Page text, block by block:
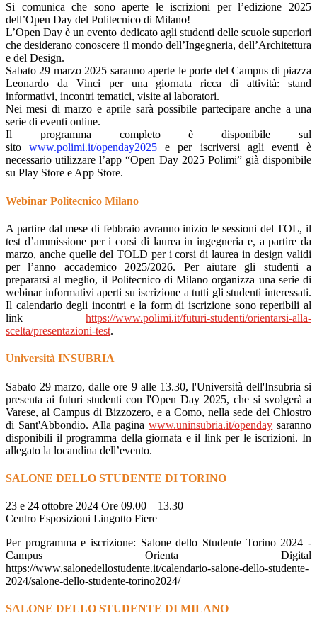
Si comunica che sono aperte le iscrizioni per l’edizione 2025
dell’Open Day del Politecnico di Milano!
L’Open Day è un evento dedicato agli studenti delle scuole superiori
che desiderano conoscere il mondo dell’Ingegneria, dell’Architettura
e del Design.
Sabato 29 marzo 2025 saranno aperte le porte del Campus di piazza
Leonardo da Vinci per una giornata ricca di attività: stand
informativi, incontri tematici, visite ai laboratori.
Nei mesi di marzo e aprile sarà possibile partecipare anche a una
serie di eventi online.
Il programma completo è disponibile sul
sitowww.polimi.it/openday2025 e per iscriversi agli eventi è
necessario utilizzare l’app “Open Day 2025 Polimi” già disponibile
su Play Store e App Store.
Webinar Politecnico Milano
A partire dal mese di febbraio avranno inizio le sessioni del TOL, il
test d’ammissione per i corsi di laurea in ingegneria e, a partire da
marzo, anche quelle del TOLD per i corsi di laurea in design validi
per l’anno accademico 2025/2026. Per aiutare gli studenti a
prepararsi al meglio, il Politecnico di Milano organizza una serie di
webinar informativi aperti su iscrizione a tutti gli studenti interessati.
Il calendario degli incontri e la form di iscrizione sono reperibili al
link https://www.polimi.it/futuri-studenti/orientarsi-alla-
scelta/presentazioni-test.
Università INSUBRIA
Sabato 29 marzo, dalle ore 9 alle 13.30, l'Università dell'Insubria si
presenta ai futuri studenti con l'Open Day 2025, che si svolgerà a
Varese, al Campus di Bizzozero, e a Como, nella sede del Chiostro
di Sant'Abbondio. Alla paginawww.uninsubria.it/openday saranno
disponibili il programma della giornata e il link per le iscrizioni. In
allegato la locandina dell’evento.
SALONE DELLO STUDENTE DI TORINO
23 e 24 ottobre 2024 Ore 09.00 – 13.30
Centro Esposizioni Lingotto Fiere
Per programma e iscrizione: Salone dello Studente Torino 2024 -
Campus Orienta Digital
https://www.salonedellostudente.it/calendario-salone-dello-studente-
2024/salone-dello-studente-torino2024/
SALONE DELLO STUDENTE DI MILANO